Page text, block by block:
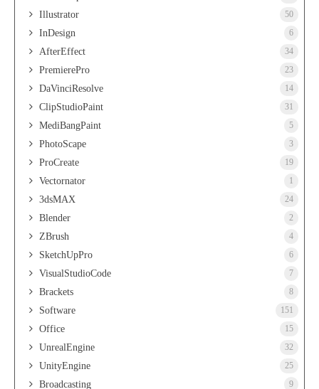
Illustrator 50
InDesign 6
AfterEffect 34
PremierePro 23
DaVinciResolve 14
ClipStudioPaint 31
MediBangPaint 5
PhotoScape 3
ProCreate 19
Vectornator 1
3dsMAX 24
Blender 2
ZBrush 4
SketchUpPro 6
VisualStudioCode 7
Brackets 8
Software 151
Office 15
UnrealEngine 32
UnityEngine 25
Broadcasting 9